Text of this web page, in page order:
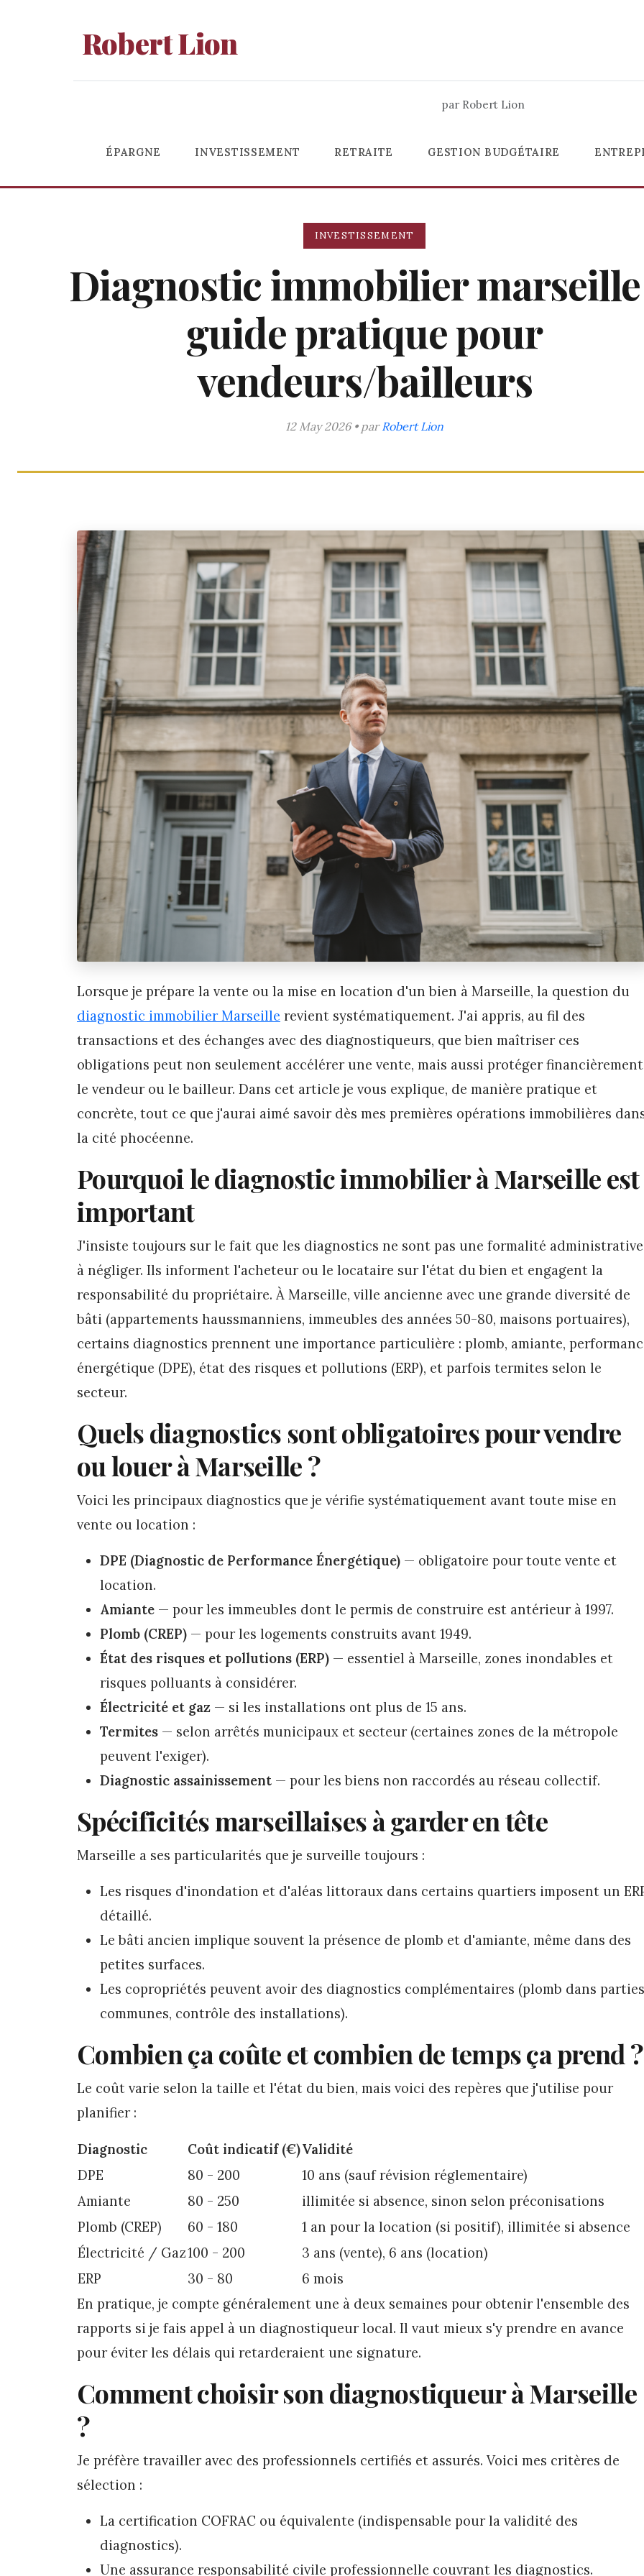
Robert Lion
par Robert Lion
ÉPARGNE INVESTISSEMENT RETRAITE GESTION BUDGÉTAIRE
INVESTISSEMENT
Diagnostic immobilier
guide pratique pour
vendeurs/bailleurs
12 May 2026 • par Robert Lion
Lorsque je prépare la vente ou la mise en location d'un bien à Marseille, la question du
diagnostic immobilier Marseille revient systématiquement. J'ai appris, au fil des
transactions et des échanges avec des diagnostiqueurs, que bien maîtriser ces
obligations peut non seulement accélérer une vente, mais aussi protéger financièrement
le vendeur ou le bailleur. Dans cet article je vous explique, de manière pratique et
concrète, tout ce que j'aurai aimé savoir dès mes premières opérations immobilières
la cité phocéenne.
Pourquoi le diagnostic immobilier à Marseille est
important
J'insiste toujours sur le fait que les diagnostics ne sont pas une formalité administrative
à négliger. Ils informent l'acheteur ou le locataire sur l'état du bien et engagent la
responsabilité du propriétaire. À Marseille, ville ancienne avec une grande diversité de
bâti (appartements haussmanniens, immeubles des années 50-80, maisons portuaires),
certains diagnostics prennent une importance particulière : plomb, amiante,
énergétique (DPE), état des risques et pollutions (ERP), et parfois termites selon le
secteur.
Quels diagnostics sont obligatoires pour vendre
ou louer à Marseille ?
Voici les principaux diagnostics que je vérifie systématiquement avant toute mise en
vente ou location :
DPE (Diagnostic de Performance Énergétique) — obligatoire pour toute vente et
location.
Amiante — pour les immeubles dont le permis de construire est antérieur à 1997.
Plomb (CREP) — pour les logements construits avant 1949.
État des risques et pollutions (ERP) — essentiel à Marseille, zones inondables et
risques polluants à considérer.
Électricité et gaz — si les installations ont plus de 15 ans.
Termites — selon arrêtés municipaux et secteur (certaines zones de la métropole
peuvent l'exiger).
Diagnostic assainissement — pour les biens non raccordés au réseau collectif.
Spécificités marseillaises à garder en tête
Marseille a ses particularités que je surveille toujours :
Les risques d'inondation et d'aléas littoraux dans certains quartiers imposent un
détaillé.
Le bâti ancien implique souvent la présence de plomb et d'amiante, même dans des
petites surfaces.
Les copropriétés peuvent avoir des diagnostics complémentaires (plomb dans parties
communes, contrôle des installations).
Combien ça coûte et combien de temps ça prend ?
Le coût varie selon la taille et l'état du bien, mais voici des repères que j'utilise pour
planifier :
Diagnostic Coût indicatif (€)Validité
DPE
80 - 200
10 ans (sauf révision réglementaire)
Amiante
80 - 250
illimitée si absence, sinon selon préconisations
Plomb (CREP)
60 - 180
1 an pour la location (si positif), illimitée si absence
Électricité / Gaz100 - 200
3 ans (vente), 6 ans (location)
ERP
30 - 80
6 mois
En pratique, je compte généralement une à deux semaines pour obtenir l'ensemble des
rapports si je fais appel à un diagnostiqueur local. Il vaut mieux s'y prendre en avance
pour éviter les délais qui retarderaient une signature.
Comment choisir son diagnostiqueur à Marseille
?
Je préfère travailler avec des professionnels certifiés et assurés. Voici mes critères de
sélection :
La certification COFRAC ou équivalente (indispensable pour la validité des
diagnostics).
Une assurance responsabilité civile professionnelle couvrant les diagnostics.